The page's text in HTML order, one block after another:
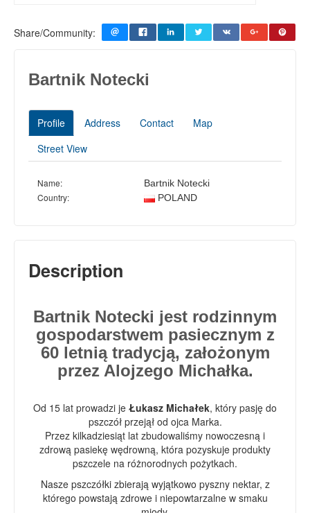
Share/Community:
Bartnik Notecki
Profile Address Contact
Map
Street View
Name: Bartnik Notecki
Country: POLAND
Description
Bartnik Notecki jest rodzinnym
gospodarstwem pasiecznym z
60 letnią tradycją, założonym
przez Alojzego Michałka.
Od 15 lat prowadzi je Łukasz Michałek, który pasję do
pszczół przejął od ojca Marka.
Przez kilkadziesiąt lat zbudowaliśmy nowoczesną i
zdrową pasiekę wędrowną, która pozyskuje produkty
pszczele na różnorodnych pożytkach.
Nasze pszczółki zbierają wyjątkowo pyszny nektar, z
którego powstają zdrowe i niepowtarzalne w smaku